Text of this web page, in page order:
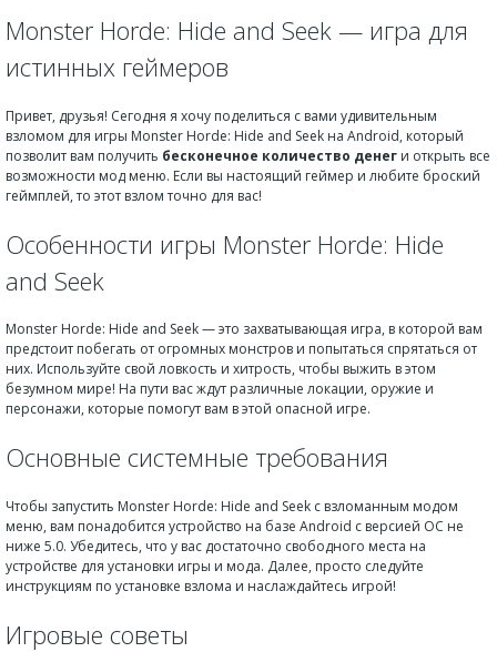
Monster Horde: Hide and Seek — игра для
истинных геймеров
Привет, друзья! Сегодня я хочу поделиться с вами удивительным
взломом для игры Monster Horde: Hide and Seek на Android, который
позволит вам получить бесконечное количество денег и открыть все
возможности мод меню. Если вы настоящий геймер и любите броский
геймплей, то этот взлом точно для вас!
Особенности игры Monster Horde: Hide
and Seek
Monster Horde: Hide and Seek — это захватывающая игра, в которой вам
предстоит побегать от огромных монстров и попытаться спрятаться от
них. Используйте свой ловкость и хитрость, чтобы выжить в этом
безумном мире! На пути вас ждут различные локации, оружие и
персонажи, которые помогут вам в этой опасной игре.
Основные системные требования
Чтобы запустить Monster Horde: Hide and Seek с взломанным модом
меню, вам понадобится устройство на базе Android с версией ОС не
ниже 5.0. Убедитесь, что у вас достаточно свободного места на
устройстве для установки игры и мода. Далее, просто следуйте
инструкциям по установке взлома и наслаждайтесь игрой!
Игровые советы